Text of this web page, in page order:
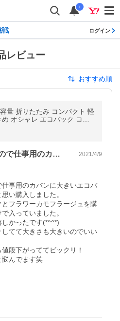
i
戦 ログイン
レビュー
おすすめ順
量 折りたたみ コンパクト 軽
コン
来月から仕事復帰するので仕事用のカバン… 2021/4/9
事用のカバンに大きいエコバ
い購入しました。
フラワーカモフラージュを購
入っていました。
かったです(*^^*)
てて大きさも大きいのでいい
段下がっててビックリ！
悩んでます笑